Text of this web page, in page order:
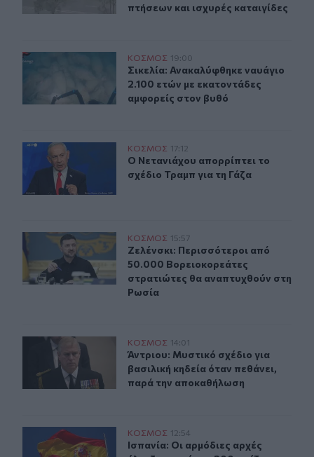
πτήσεων και ισχυρές καταιγίδες
Σικελία: Ανακαλύφθηκε ναυάγιο 2.100 ετών με
ΚΟΣΜΟΣ 19:00
Σικελία: Ανακαλύφθηκε ναυάγιο
Σικελία: Ανακαλύφθηκε ναυάγιο
2.100 ετών με εκατοντάδες
αμφορείς στον βυθό
Ο Νετανιάχου απορρίπτει το σχέδιο Τραμπ για τη Γάζα
ΚΟΣΜΟΣ 17:12
Ο Νετανιάχου απορρίπτει το
Ο Νετανιάχου απορρίπτει το
σχέδιο Τραμπ για τη Γάζα
Ζελένσκι: Περισσότεροι από 50.000 Βορειοκορεάτες
ΚΟΣΜΟΣ 15:57
Ζελένσκι: Περισσότεροι από
Ζελένσκι: Περισσότεροι από
50.000 Βορειοκορεάτες
στρατιώτες θα αναπτυχθούν στη
Ρωσία
Άντριου: Μυστικό σχέδιο για βασιλική κηδεία όταν
ΚΟΣΜΟΣ 14:01
Άντριου: Μυστικό σχέδιο για
Άντριου: Μυστικό σχέδιο για
βασιλική κηδεία όταν πεθάνει,
παρά την αποκαθήλωση
Ισπανία: Οι αρμόδιες αρχές έλεγξαν περίπου 200
ΚΟΣΜΟΣ 12:54
Ισπανία: Οι αρμόδιες αρχές
Ισπανία: Οι αρμόδιες αρχές